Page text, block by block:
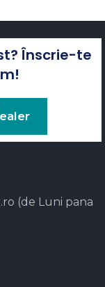
Înscrie-te
(de Luni pana